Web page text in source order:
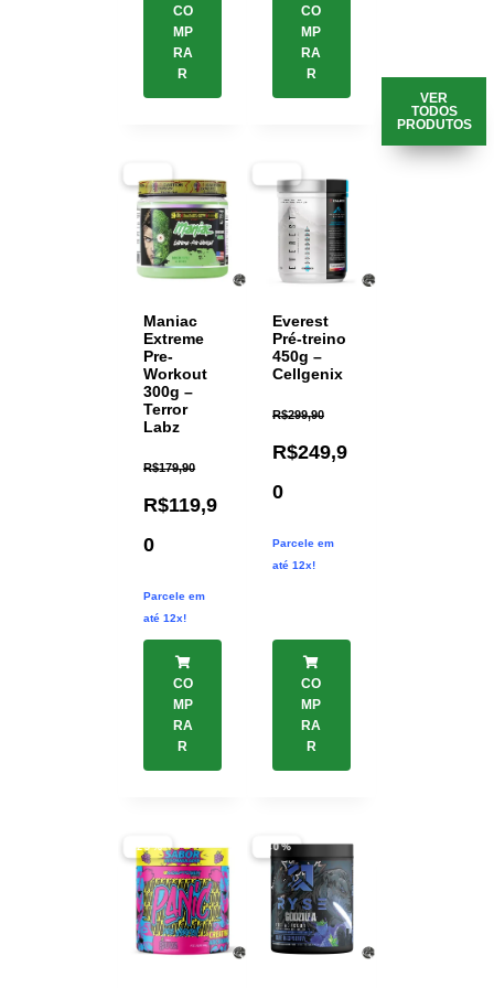
CO
MP
RA
R
CO
MP
RA
R
Maniac
Extreme
Pre-
Workout
300g –
Terror
Labz
R$179,90
R$119,9
0
Parcele em
até 12x!
CO
MP
RA
R
Everest
Pré-treino
450g –
Cellgenix
R$299,90
R$249,9
0
Parcele em
até 12x!
CO
MP
RA
R
-25% -40%
VER
TODOS
PRODUTOS